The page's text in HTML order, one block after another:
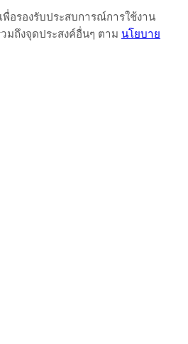
อรองรับประสบการณ์การใช้งาน
มถึงจุดประสงค์อื่นๆ ตาม นโยบาย